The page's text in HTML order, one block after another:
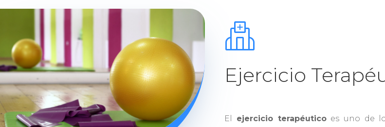
Ejercicio
El ejercicio terapéuticoes uno de